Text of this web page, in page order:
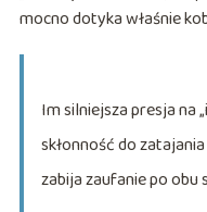
mocno dotyka właśnie
Im silniejsza presja na
skłonność do
zabija zaufanie po obu